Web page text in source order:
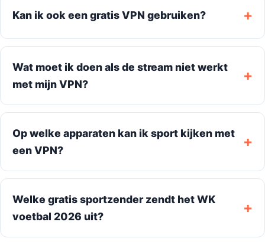
Kan ik ook een gratis VPN gebruiken?
Wat moet ik doen als de stream niet werkt
met mijn VPN?
Op welke apparaten kan ik sport kijken met
een VPN?
Welke gratis sportzender zendt het WK
voetbal 2026 uit?